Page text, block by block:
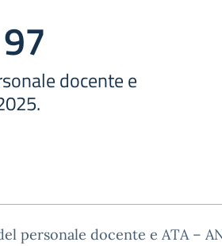
docente e
personale docente e ATA –